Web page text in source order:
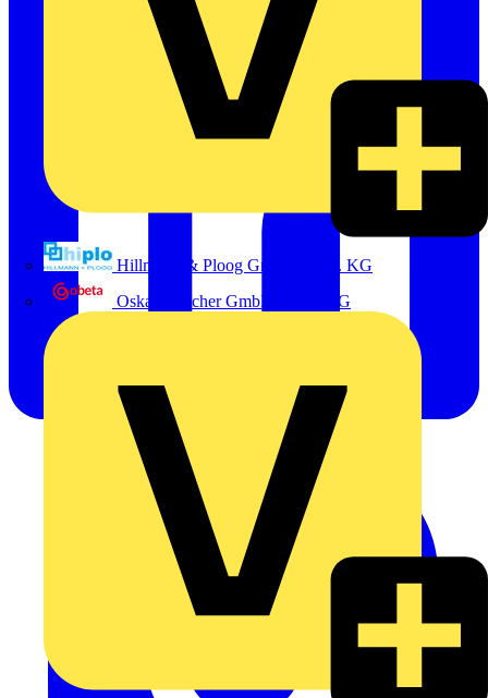
Hillmann & Ploog GmbH & Co. KG
Oskar Böttcher GmbH & Co. KG